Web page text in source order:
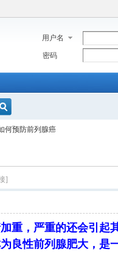
用户名
密码
搜何预防前列腺癌
]
重，严重的还会引起
良性前列腺肥大，是